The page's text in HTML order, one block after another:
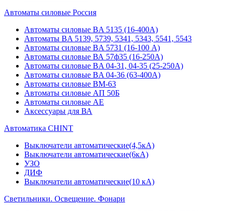
Автоматы силовые Россия
Автоматы силовые BA 5135 (16-400А)
Автоматы BA 5139, 5739, 5341, 5343, 5541, 5543
Автоматы силовые BA 5731 (16-100 А)
Автоматы силовые ВА 57ф35 (16-250А)
Автоматы силовые BA 04-31, 04-35 (25-250А)
Автоматы силовые BA 04-36 (63-400А)
Автоматы силовые ВМ-63
Автоматы силовые АП 50Б
Автоматы силовые АЕ
Аксессуары для ВА
Автоматика CHINT
Выключатели автоматические(4,5кА)
Выключатели автоматические(6кА)
УЗО
ДИФ
Выключатели автоматические(10 кА)
Светильники. Освещение. Фонари